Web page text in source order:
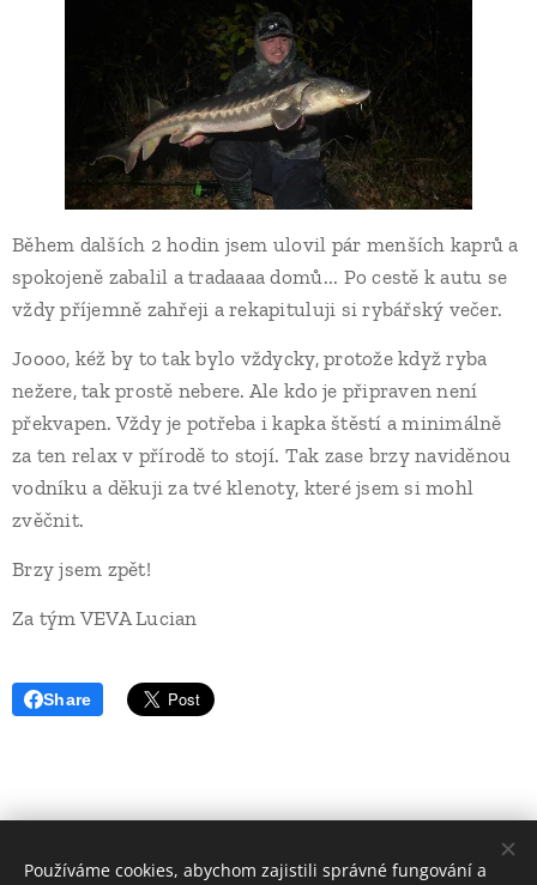
Během dalších 2 hodin jsem ulovil pár menších kaprů a
spokojeně zabalil a tradaaaa domů... Po cestě k autu se
vždy příjemně zahřeji a rekapituluji si rybářský večer.
Joooo, kéž by to tak bylo vždycky, protože když ryba
nežere, tak prostě nebere. Ale kdo je připraven není
překvapen. Vždy je potřeba i kapka štěstí a minimálně
za ten relax v přírodě to stojí. Tak zase brzy naviděnou
vodníku a děkuji za tvé klenoty, které jsem si mohl
zvěčnit.
Brzy jsem zpět!
Za tým VEVA Lucian
Share
© 2021 Všechna práva vyhrazena
Používáme cookies, abychom zajistili správné fungování a